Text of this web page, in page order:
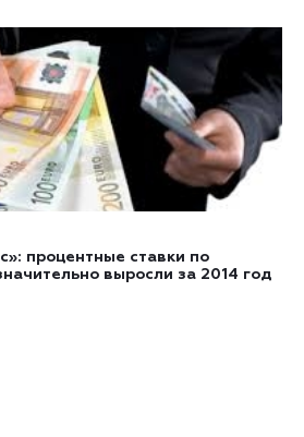
процентные ставки по
выросли за 2014 год